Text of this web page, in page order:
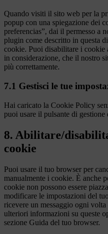
Quando visiti il sito web per la
popup con una spiegazione dei
preferencias”, dai il permesso a
plugin come descritto in questa
cookie. Puoi disabilitare i cookie
in considerazione, che il nostro
più correttamente.
7.1 Gestisci le tue
Hai caricato la Cookie Policy
puoi usare il pulsante di
8. Abilitare/
cookie
Puoi usare il tuo browser per
manualmente i cookie. È anche
cookie non possono essere
modificare le impostazioni del
ricevere un messaggio ogni
ulteriori informazioni su queste
sezione Guida del tuo browser.